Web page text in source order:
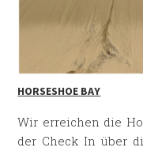
HORSESHOE BAY
Wir erreichen die
der Check In über